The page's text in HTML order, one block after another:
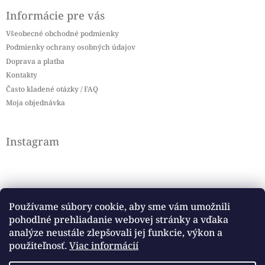
Používame súbory cookie, aby sme vám umožnili
pohodlné prehliadanie webovej stránky a vďaka
analýze neustále zlepšovali jej funkcie, výkon a
použiteľnosť. Viac informácií
Informácie pre vás
Všeobecné obchodné podmienky
Podmienky ochrany osobných údajov
Doprava a platba
Kontakty
Často kladené otázky / FAQ
Moja objednávka
Instagram
Sledovať na Instagrame
Facebook